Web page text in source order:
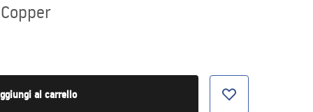
al carrello